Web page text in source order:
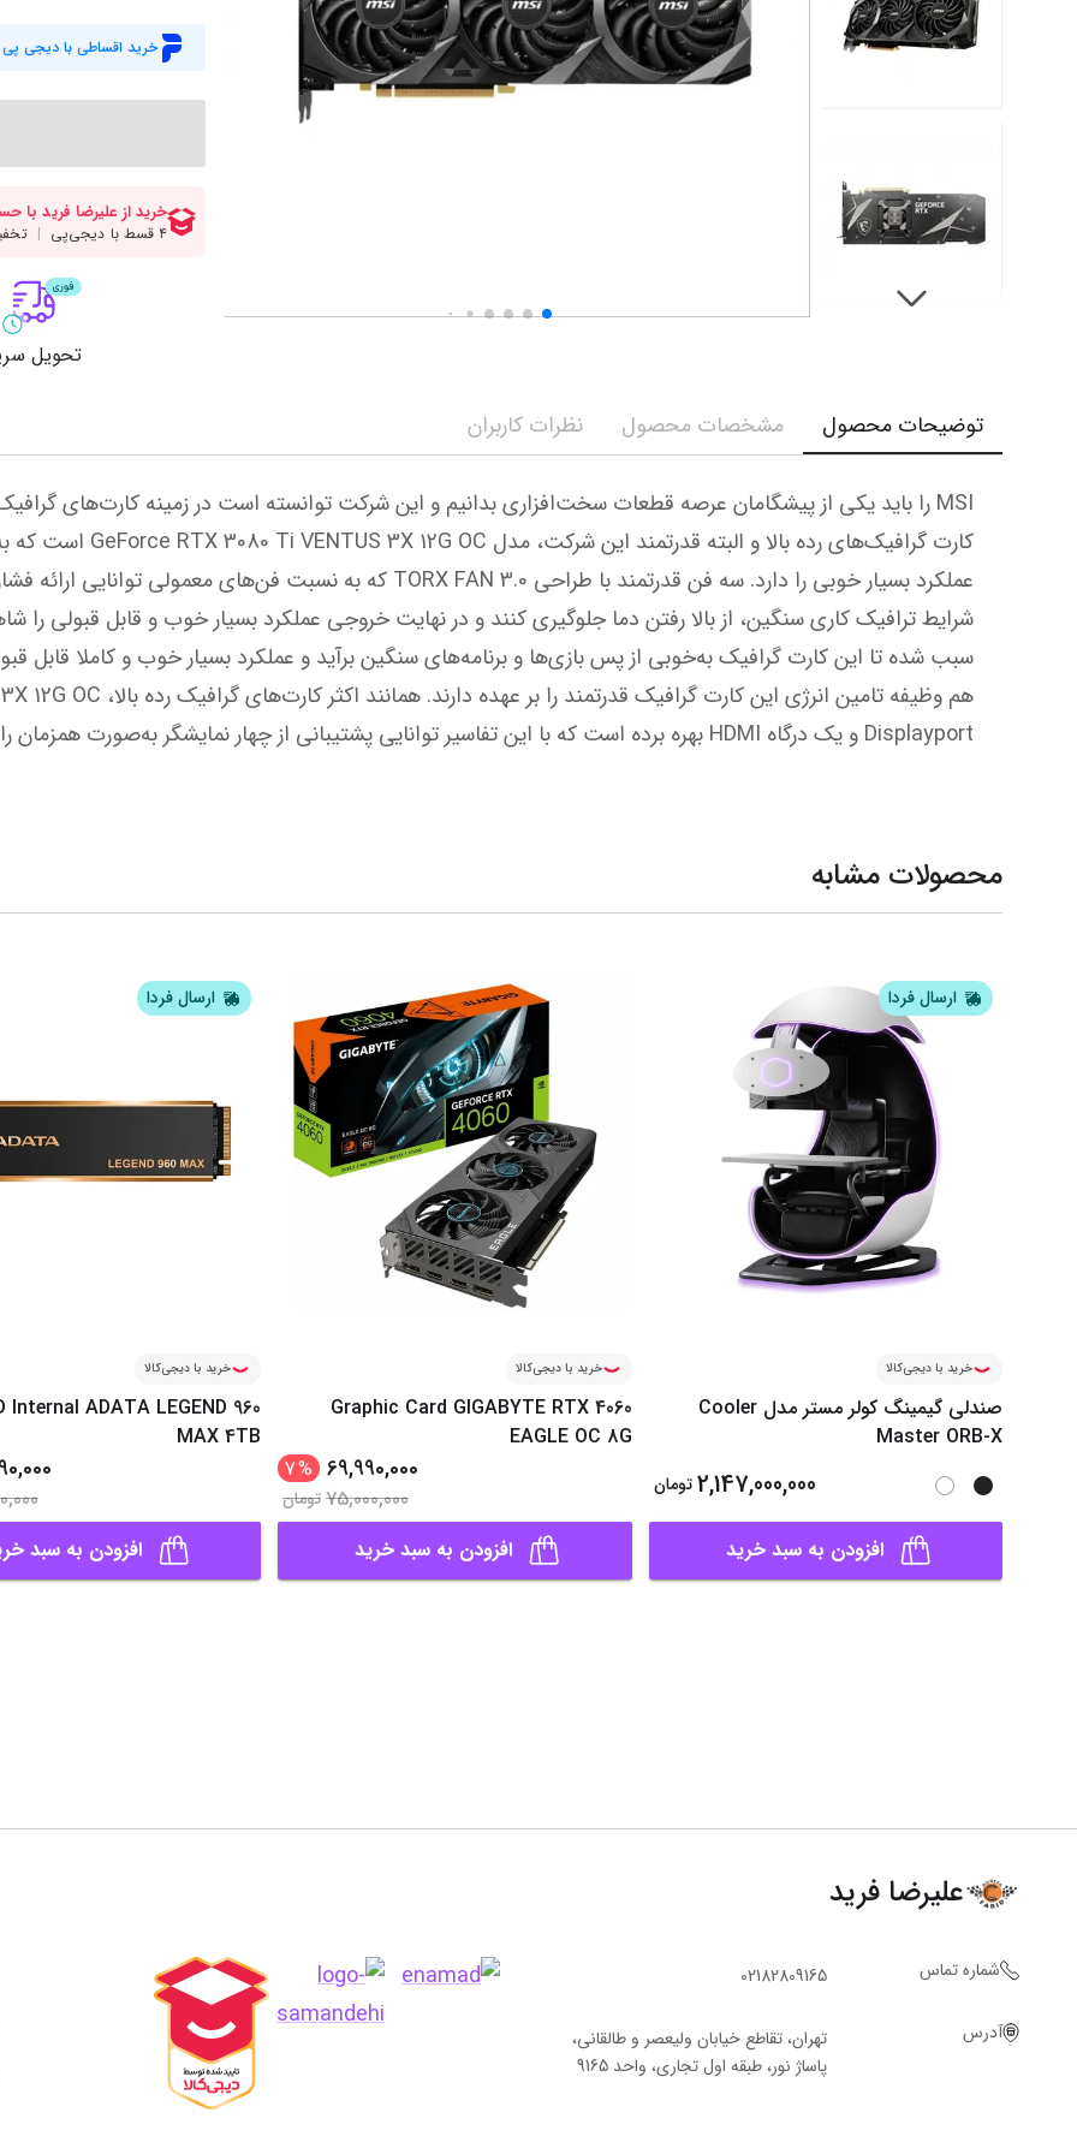
وبکم
اکسسوری
پاوربانک
خرید اقساطی با دیجی پی
تحویل
توضیحات محصول مشخصات محصول نظرات کاربران
Displayport و یک درگاه HDMI بهره برده است که با این تفاسیر توانایی پشتیبانی از چهار نمایشگر به‌صورت همزمان را دارد.
محصولات مشابه
ارسال فردا
خرید با دیجی‌کالا
صندلی گیمینگ کولر مستر مدل Cooler
Master ORB-X
2,147,000,000 تومان
افزودن به سبد خرید
خرید با دیجی‌کالا
Graphic Card GIGABYTE RTX 4060
EAGLE OC 8G
69,990,000
%
7
75,000,000تومان
افزودن به سبد خرید
ارسال فردا
خرید با دیجی‌کالا
Internal ADATA LEGEND 960
MAX 4TB
افزودن به سبد
علیرضا فرید
شماره تماس 02182809165
آدرس
تهران، تقاطع خیابان ولیعصر و طالقانی،
پاساژ نور، طبقه اول تجاری، واحد 9165